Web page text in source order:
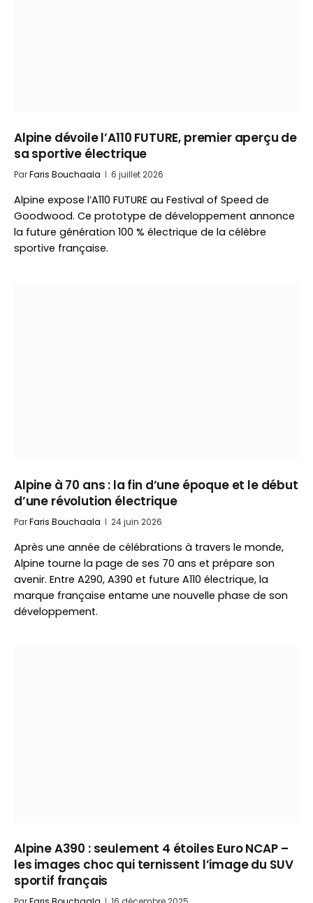
Alpine dévoile l’A110 FUTURE, premier aperçu de
sa sportive électrique
ParFaris Bouchaala 6 juillet 2026
Alpine expose l’A110 FUTURE au Festival of Speed de
Goodwood. Ce prototype de développement annonce
la future génération 100 % électrique de la célèbre
sportive française.
Alpine à 70 ans : la fin d’une époque et le début
d’une révolution électrique
ParFaris Bouchaala 24 juin 2026
Après une année de célébrations à travers le monde,
Alpine tourne la page de ses 70 ans et prépare son
avenir. Entre A290, A390 et future A110 électrique, la
marque française entame une nouvelle phase de son
développement.
Alpine A390 : seulement 4 étoiles Euro NCAP –
les images choc qui ternissent l’image du SUV
sportif français